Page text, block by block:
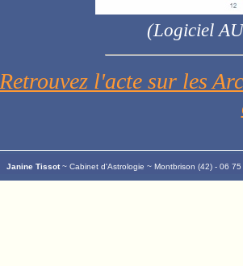
(Logiciel
Retrouvez l'acte sur les